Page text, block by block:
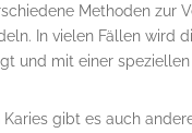
Methoden zur
In vielen Fällen wird
und mit einer
Karies gibt es auch